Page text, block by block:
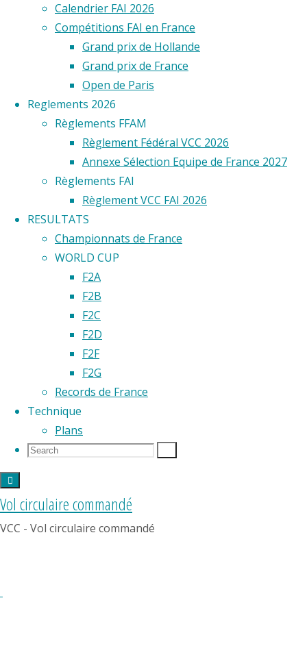
Calendrier FAI 2026
Compétitions FAI en France
Grand prix de Hollande
Grand prix de France
Open de Paris
Reglements 2026
Règlements FFAM
Règlement Fédéral VCC 2026
Annexe Sélection Equipe de France 2027
Règlements FAI
Règlement VCC FAI 2026
RESULTATS
Championnats de France
WORLD CUP
F2A
F2B
F2C
F2D
F2F
F2G
Records de France
Technique
Plans
Search
Search
Vol circulaire commandé
VCC - Vol circulaire commandé